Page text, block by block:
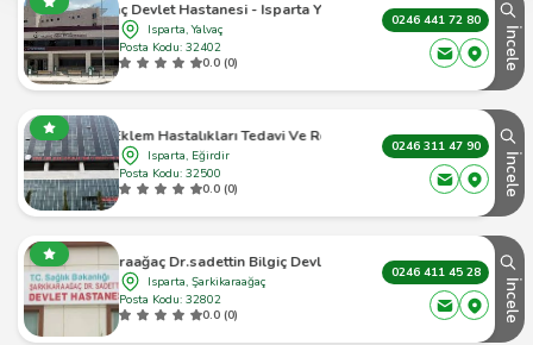
Yalvaç Devlet Hastanesi - Isparta Yalvaç - 1
Isparta, Yalvaç
Posta Kodu: 32402
0.0 (0)
0246 441 72 80
İncele
Eklem Hastalıkları Tedavi Ve Rehabilitasyon Hastanesi
Isparta, Eğirdir
Posta Kodu: 32500
0.0 (0)
0246 311 47 90
İncele
Şarkikaraağaç Dr.sadettin Bilgiç Devlet Hastanesi
Isparta, Şarkikaraağaç
Posta Kodu: 32802
0.0 (0)
0246 411 45 28
İncele